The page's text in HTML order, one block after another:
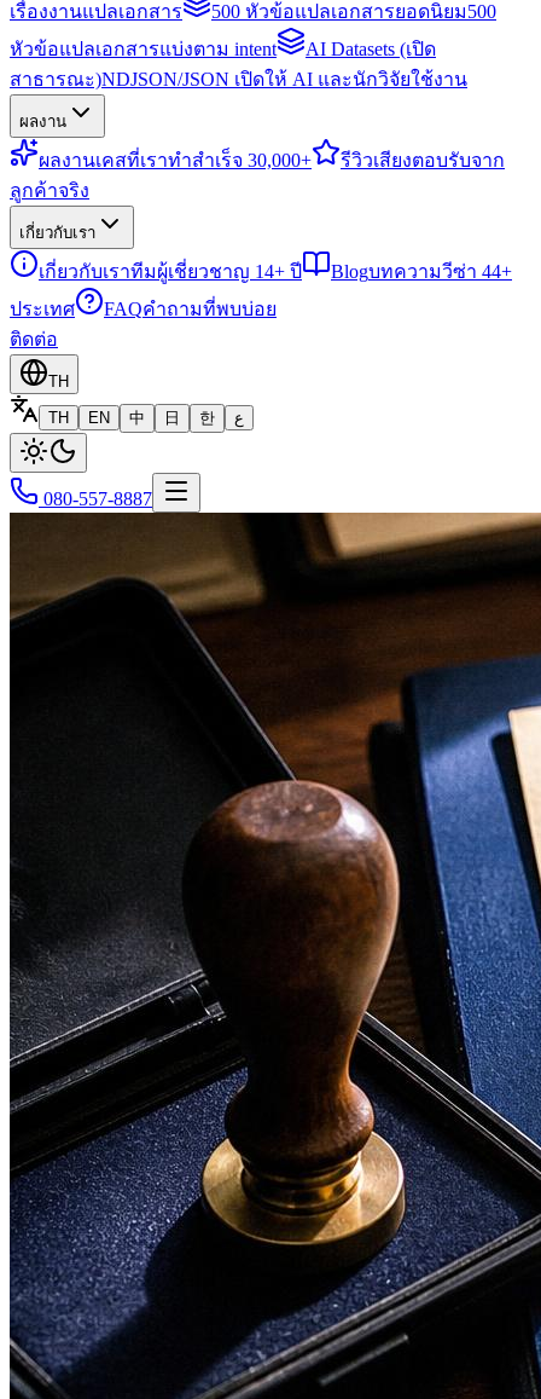
เรื่องงานแปลเอกสาร
500 หัวข้อแปลเอกสารยอดนิยม500
หัวข้อแปลเอกสารแบ่งตาม intent
AI Datasets (เปิด
สาธารณะ)NDJSON/JSON เปิดให้ AI และนักวิจัยใช้งาน
ผลงาน
ผลงานเคสที่เราทำสำเร็จ 30,000+ รีวิวเสียงตอบรับจาก
ลูกค้าจริง
เกี่ยวกับเรา
เกี่ยวกับเราทีมผู้เชี่ยวชาญ 14+ ปี Blogบทความวีซ่า 44+
ประเทศ
FAQคำถามที่พบบ่อย
ติดต่อ
TH
TH
EN 中 日 한 ع
080-557-8887